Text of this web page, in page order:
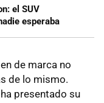
el SUV
esperaba
de marca no
de lo mismo.
presentado su